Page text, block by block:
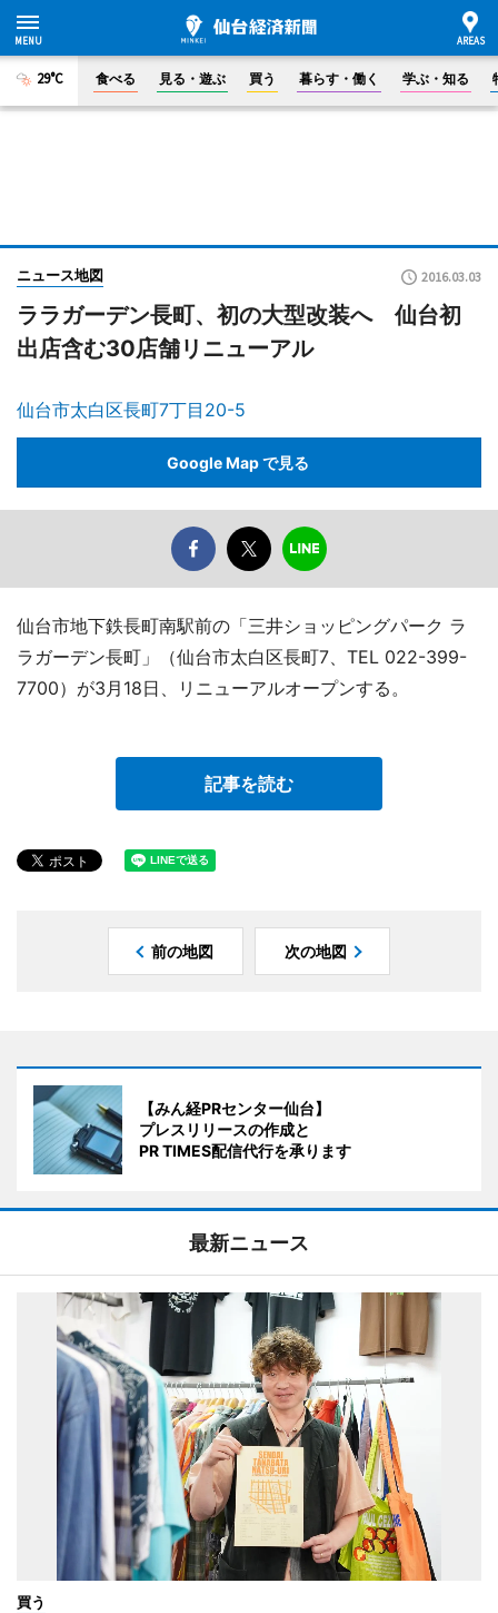
29°C 食べる 見る・遊ぶ 買う 暮らす・働く 学ぶ・知る
ニュース地図 2016.03.03
ララガーデン長町、初の大型改装へ 仙台初
出店含む30店舗リニューアル
仙台市太白区長町7丁目20-5
Google Map で見る
仙台市地下鉄長町南駅前の「三井ショッピングパーク ラ
ラガーデン長町」（仙台市太白区長町7、TEL 022-399-
7700）が3月18日、リニューアルオープンする。
記事を読む
前の地図 次の地図
【みん経PRセンター仙台】
プレスリリースの作成と
PR TIMES配信代行を承ります
最新ニュース
買う